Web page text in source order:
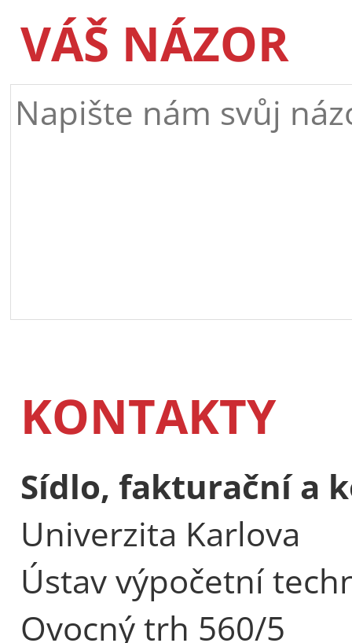
VÁŠ NÁZOR
KONTAKTY
Sídlo, fakturační a
Univerzita Karlova
Ústav výpočetní
Ovocný trh 560/5